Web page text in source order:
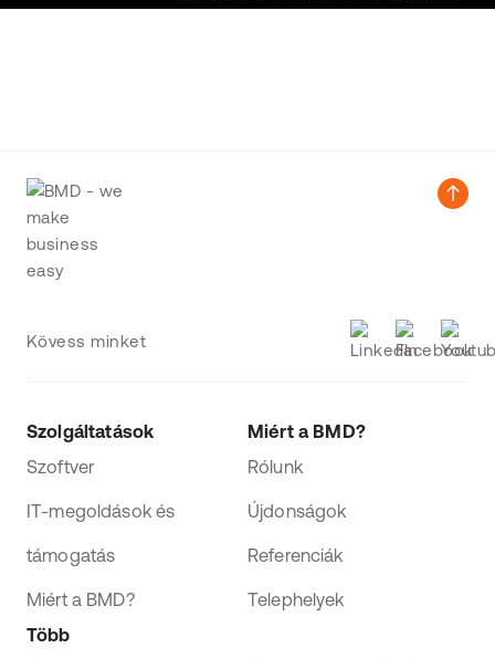
Kövess minket
Szolgáltatások
Szoftver
IT-megoldások és
támogatás
Miért a BMD?
Miért a BMD?
Rólunk
Újdonságok
Referenciák
Telephelyek
Több